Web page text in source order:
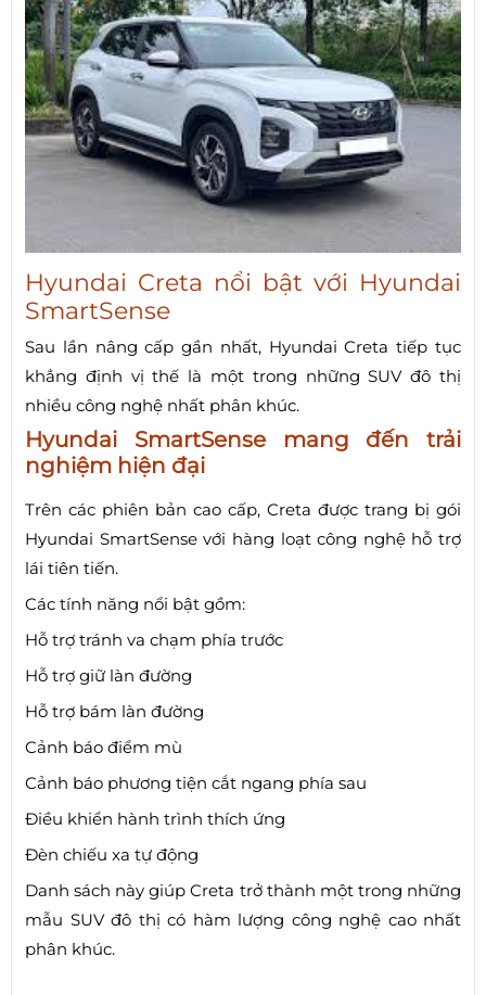
Hyundai Creta nổi bật với Hyundai
SmartSense
Sau lần nâng cấp gần nhất, Hyundai Creta tiếp tục
khẳng định vị thế là một trong những SUV đô thị
nhiều công nghệ nhất phân khúc.
Hyundai SmartSense mang đến trải
nghiệm hiện đại
Trên các phiên bản cao cấp, Creta được trang bị gói
Hyundai SmartSense với hàng loạt công nghệ hỗ trợ
lái tiên tiến.
Các tính năng nổi bật gồm:
Hỗ trợ tránh va chạm phía trước
Hỗ trợ giữ làn đường
Hỗ trợ bám làn đường
Cảnh báo điểm mù
Cảnh báo phương tiện cắt ngang phía sau
Điều khiển hành trình thích ứng
Đèn chiếu xa tự động
Danh sách này giúp Creta trở thành một trong những
mẫu SUV đô thị có hàm lượng công nghệ cao nhất
phân khúc.